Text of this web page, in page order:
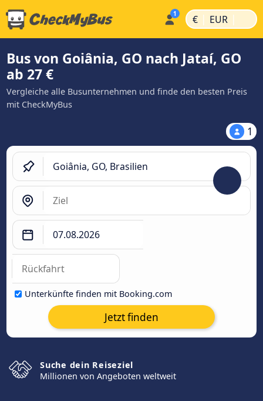
€ | EUR |
Bus von Goiânia, GO nach Jataí, GO
ab 27 €
Vergleiche alle Busunternehmen und finde den besten Preis
mit CheckMyBus
1
Unterkünfte finden mit Booking.com
Jetzt finden
Suche dein Reiseziel
Millionen von Angeboten weltweit